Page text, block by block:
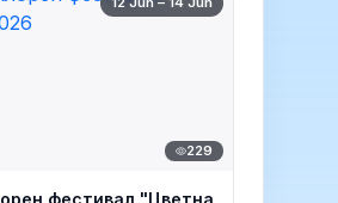
229
фестивал "Цветна